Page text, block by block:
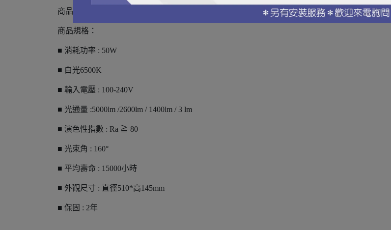
商品型號 :LED-CES50DSW
商品規格：
■ 消耗功率 : 50W
■ 白光6500K
■ 輸入電壓 : 100-240V
■ 光通量 :5000lm /2600lm / 1400lm / 3 lm
■ 演色性指數 : Ra ≧ 80
■ 光束角 : 160°
■ 平均壽命 : 15000小時
■ 外觀尺寸 : 直徑510*高145mm
■ 保固 : 2年